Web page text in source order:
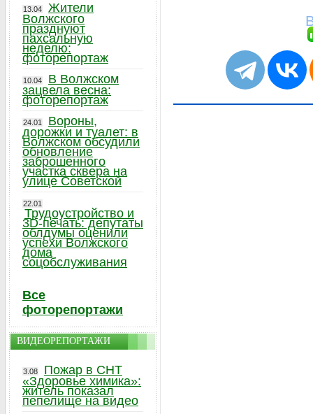
13.04
Жители
Волжского
празднуют
пахсальную
неделю:
фоторепортаж
10.04
В Волжском
зацвела весна:
фоторепортаж
24.01
Вороны,
дорожки и туалет: в
Волжском обсудили
обновление
заброшенного
участка сквера на
улице Советской
22.01
Трудоустройство и
3D-печать: депутаты
облдумы оценили
успехи Волжского
дома
соцобслуживания
Все
фоторепортажи
ВИДЕОРЕПОРТАЖИ
3.08
Пожар в СНТ
«Здоровье химика»:
житель показал
пепелище на видео